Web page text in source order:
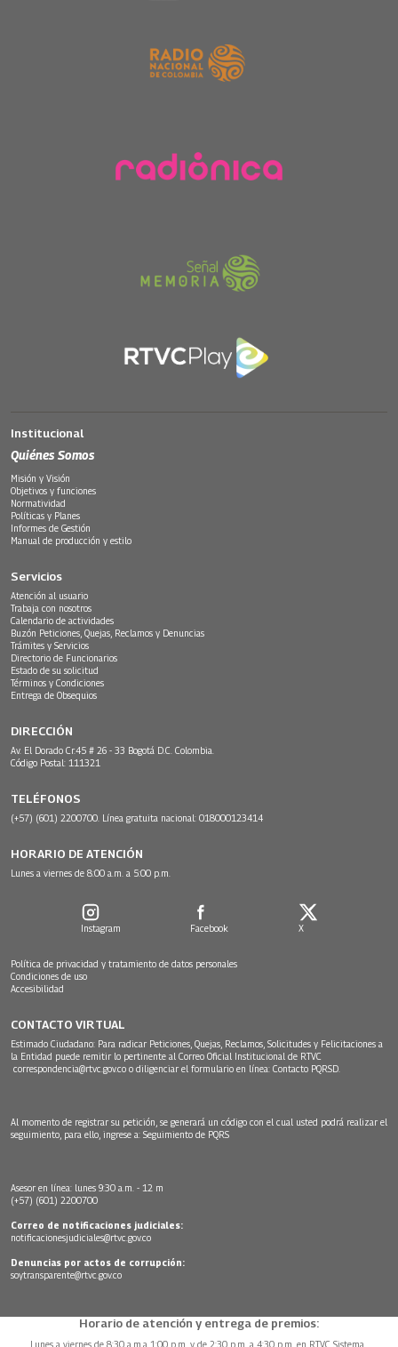
Institucional
Quiénes Somos
Misión y Visión
Objetivos y funciones
Normatividad
Políticas y Planes
Informes de Gestión
Manual de producción y estilo
Servicios
Atención al usuario
Trabaja con nosotros
Calendario de actividades
Buzón Peticiones, Quejas, Reclamos y Denuncias
Trámites y Servicios
Directorio de Funcionarios
Estado de su solicitud
Términos y Condiciones
Entrega de Obsequios
DIRECCIÓN
Av. El Dorado Cr.45 # 26 - 33 Bogotá D.C. Colombia.
Código Postal: 111321
TELÉFONOS
(+57) (601) 2200700. Línea gratuita nacional: 018000123414
HORARIO DE ATENCIÓN
Lunes a viernes de 8:00 a.m. a 5:00 p.m.
Instagram Facebook X
Política de privacidad y tratamiento de datos personales
Condiciones de uso
Accesibilidad
CONTACTO VIRTUAL
Estimado Ciudadano: Para radicar Peticiones, Quejas, Reclamos, Solicitudes y Felicitaciones a
la Entidad puede remitir lo pertinente al Correo Oficial Institucional de RTVC
correspondencia@rtvc.gov.co o diligenciar el formulario en línea: Contacto PQRSD.
Al momento de registrar su petición, se generará un código con el cual usted podrá realizar el
seguimiento, para ello, ingrese a: Seguimiento de PQRS
Asesor en línea: lunes 9:30 a.m. - 12 m
(+57) (601) 2200700
Correo de notificaciones judiciales:
notificacionesjudiciales@rtvc.gov.co
Denuncias por actos de corrupción:
soytransparente@rtvc.gov.co
Horario de atención y entrega de premios:
Lunes a viernes de 8:30 a.m.a 1:00 p.m. y de 2:30 p.m. a 4:30 p.m. en RTVC Sistema